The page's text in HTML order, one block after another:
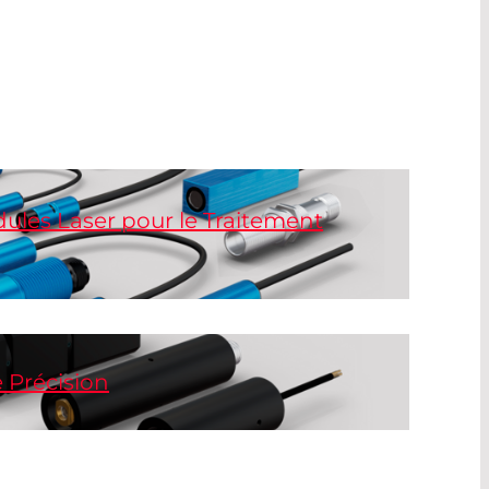
Laser pour le Traitement
offre une grande variété de puissances
Précision
par une très faible déviation entre